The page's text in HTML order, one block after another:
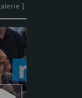
]